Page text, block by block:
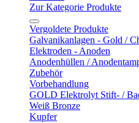
Zur Kategorie Produkte
Vergoldete Produkte
Galvanikanlagen - Gold /
Elektroden - Anoden
Anodenhüllen /
Zubehör
Vorbehandlung
GOLD Elektrolyt Stift- /
Weiß Bronze
Kupfer